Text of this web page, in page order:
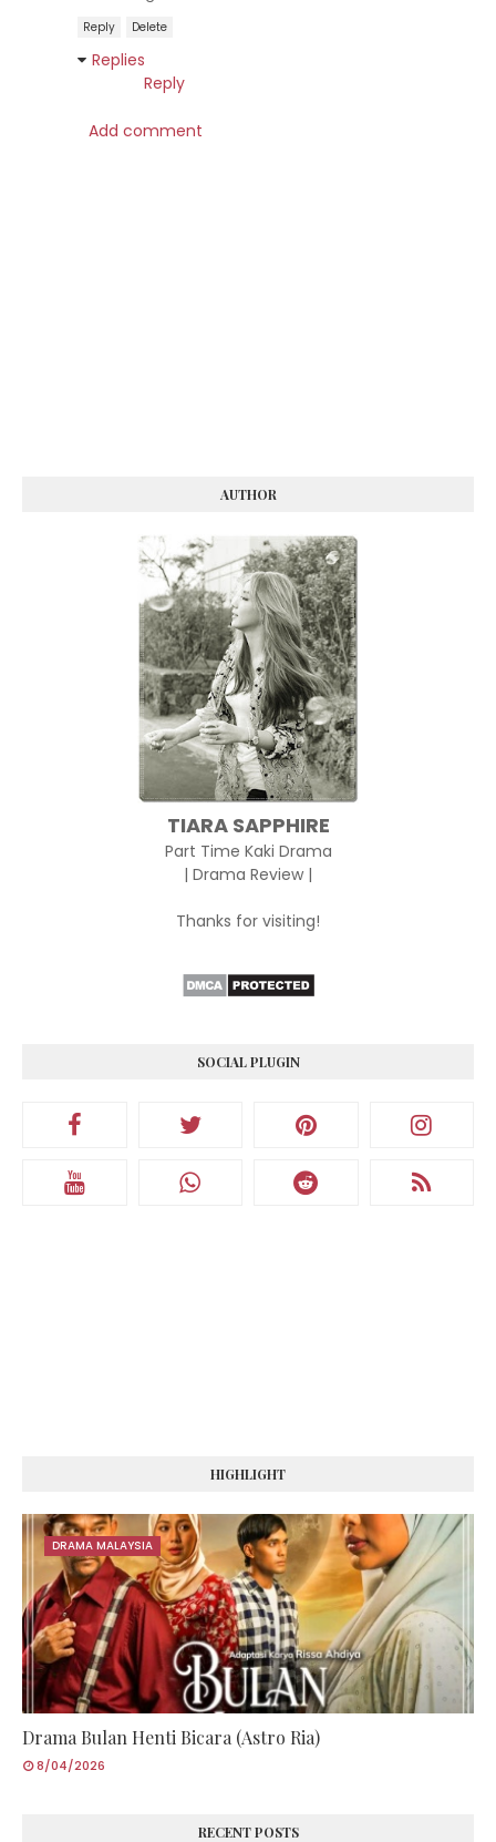
Reply Delete
Replies
Reply
Add comment
AUTHOR
TIARA SAPPHIRE
Part Time Kaki Drama
| Drama Review |
Thanks for visiting!
SOCIAL PLUGIN
HIGHLIGHT
DRAMA MALAYSIA
Drama Bulan Henti Bicara (Astro Ria)
8/04/2026
RECENT POSTS